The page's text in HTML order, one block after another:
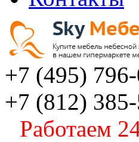
+7 (495)
+7 (812)
Работаем